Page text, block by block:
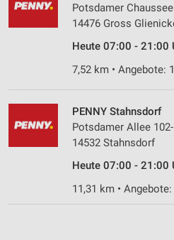
Potsdamer
14476 Gross
Heute 07:00 - 21:00
7,52 km • Angebote:
PENNY Stahnsdorf
Potsdamer Allee
14532 Stahnsdorf
Heute 07:00 - 21:00
11,31 km •
Verwendung reduzierter Daten
IAB-Besonderheiten:
Verwendung genauer
Informationen identifizieren
Nicht-IAB-Verarbeitungszwecke:
Performance